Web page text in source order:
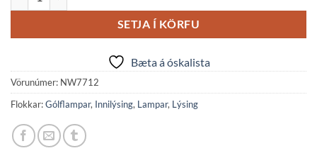
SETJA Í KÖRFU
Bæta á óskalista
Vörunúmer: NW7712
Flokkar:Gólflampar, Innilýsing, Lampar, Lýsing